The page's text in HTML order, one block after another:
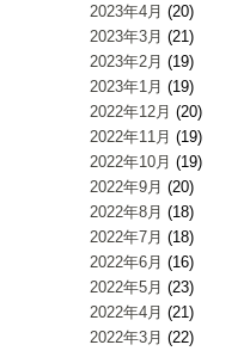
2023年4月 (20)
2023年3月 (21)
2023年2月 (19)
2023年1月 (19)
2022年12月 (20)
2022年11月 (19)
2022年10月 (19)
2022年9月 (20)
2022年8月 (18)
2022年7月 (18)
2022年6月 (16)
2022年5月 (23)
2022年4月 (21)
2022年3月 (22)